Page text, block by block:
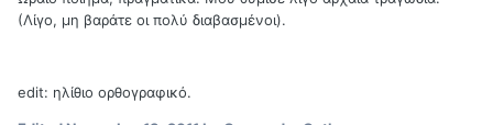
(Λίγο, μη βαράτε οι πολύ διαβασμένοι).
edit: ηλίθιο ορθογραφικό.